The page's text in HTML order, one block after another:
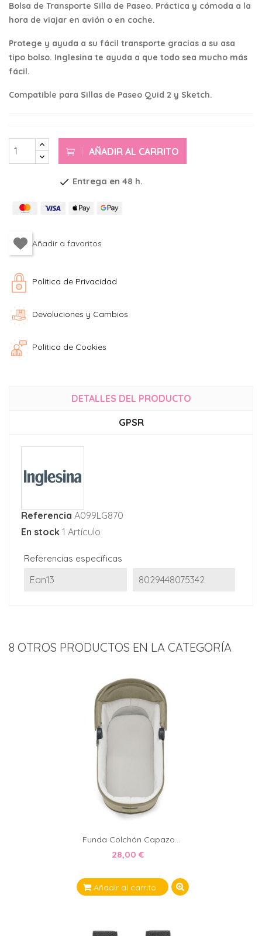
Bolsa de Transporte Silla de Paseo. Práctica y cómoda a la
hora de viajar en avión o en coche.
Protege y ayuda a su fácil transporte gracias a su asa
tipo bolso. Inglesina te ayuda a que todo sea mucho más
fácil.
Compatible para Sillas de Paseo Quid 2 y Sketch.
AÑADIR AL CARRITO
check Entrega en 48 h.
Política de Privacidad
Devoluciones y Cambios
Política de Cookies
DETALLES DEL PRODUCTO
GPSR
Referencia A099LG870
En stock 1 Artículo
Referencias específicas
Ean13 8029448075342
8 OTROS PRODUCTOS EN LA CATEGORÍA
Funda Colchón Capazo...
28,00 €
Añadir al carrito